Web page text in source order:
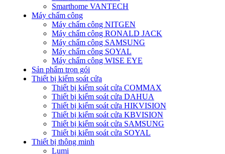
Smarthome VANTECH
Máy chấm công
Máy chấm công NITGEN
Máy chấm công RONALD JACK
Máy chấm công SAMSUNG
Máy chấm công SOYAL
Máy chấm công WISE EYE
Sản phẩm trọn gói
Thiết bị kiểm soát cửa
Thiết bị kiểm soát cửa COMMAX
Thiết bị kiểm soát cửa DAHUA
Thiết bị kiểm soát cửa HIKVISION
Thiết bị kiểm soát cửa KBVISION
Thiết bị kiểm soát cửa SAMSUNG
Thiết bị kiểm soát cửa SOYAL
Thiết bị thông minh
Lumi